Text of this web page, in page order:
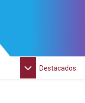
Destacados